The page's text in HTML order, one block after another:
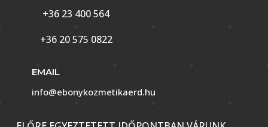
+36 23 400 564
+36 20 575 0822
EMAIL
info@ebonykozmetikaerd.hu